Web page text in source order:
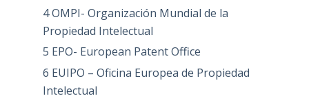
4 OMPI- Organización Mundial de la
Propiedad Intelectual
5 EPO- European Patent Office
6 EUIPO – Oficina Europea de Propiedad
Intelectual